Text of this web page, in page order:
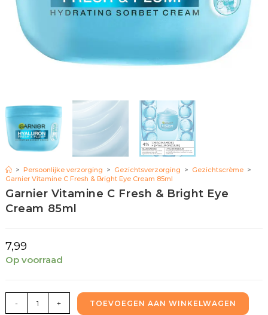
> Persoonlijke verzorging > Gezichtsverzorging > Gezichtscrème >
Garnier Vitamine C Fresh & Bright Eye Cream 85ml
Garnier Vitamine C Fresh & Bright Eye
Cream 85ml
7,99
Op voorraad
- + TOEVOEGEN AAN WINKELWAGEN